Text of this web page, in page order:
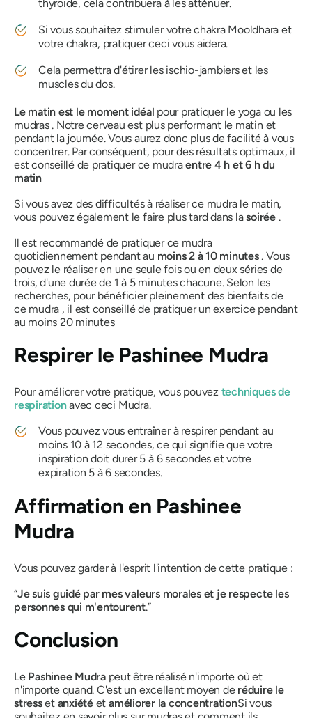
thyroïde, cela contribuera à les atténuer.
Si vous souhaitez stimuler votrechakra Mooldhara et
votre chakra, pratiquer ceci vous aidera.
Cela permettra d'étirer les ischio-jambiers et les
muscles du dos.
Le matin est le moment idéal pour pratiquer le yoga ou les
mudras. Notre cerveau est plus performant le matin et
pendant la journée. Vous aurez donc plus de facilité à vous
concentrer. Par conséquent, pour des résultats optimaux, il
est conseillé de pratiquer ce mudraentre 4 h et 6 h du
matin
Si vous avez des difficultés à réaliser ce mudrale matin,
vous pouvez également le faire plus tard dans lasoirée.
Il est recommandé de pratiquer ce mudra
quotidiennement pendant au moins 2 à 10 minutes. Vous
pouvez le réaliser en une seule fois ou en deux séries de
trois, d'une durée de 1 à 5 minutes chacune. Selon les
recherches, pour bénéficier pleinement des bienfaits de
ce mudra , il est conseillé de pratiquer un exercice pendant
au moins 20 minutes
Respirer le Pashinee Mudra
Pour améliorer votre pratique, vous pouvez techniques de
respirationavec ceci Mudra.
Vous pouvez vous entraîner à respirer pendant au
moins 10 à 12 secondes, ce qui signifie que votre
inspiration doit durer 5 à 6 secondes et votre
expiration 5 à 6 secondes.
Affirmation en Pashinee
Mudra
Vous pouvez garder à l'esprit l'intention de cette pratique :
“Je suis guidé par mes valeurs morales et je respecte les
personnes qui m'entourent.”
Conclusion
Le Pashinee Mudrapeut être réalisé n'importe où et
n'importe quand. C'est un excellent moyen de réduire le
stresset anxiétéet améliorer la concentrationSi vous